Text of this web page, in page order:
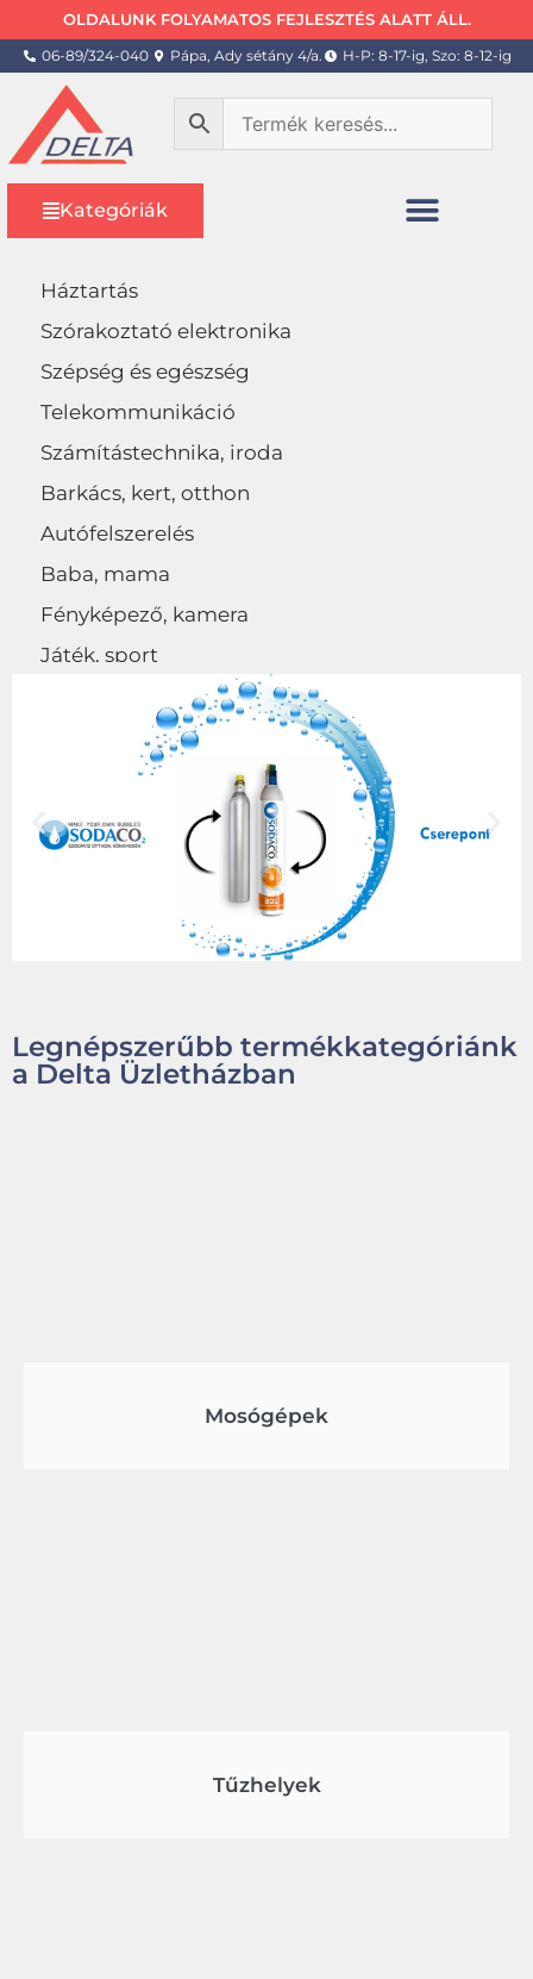
OLDALUNK FOLYAMATOS FEJLESZTÉS ALATT ÁLL.
06-89/324-040 Pápa, Ady sétány 4/a. H-P: 8-17-ig, Szo: 8-12-ig
Kategóriák
Háztartás
Szórakoztató elektronika
Szépség és egészség
Telekommunikáció
Számítástechnika, iroda
Barkács, kert, otthon
Autófelszerelés
Baba, mama
Fényképező, kamera
Játék, sport
Legnépszerűbb termékkategóriánk
a Delta Üzletházban
Mosógépek
Tűzhelyek